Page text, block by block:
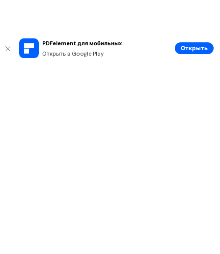
PDFelement для мобильных
Открыть в Google Play
Открыть